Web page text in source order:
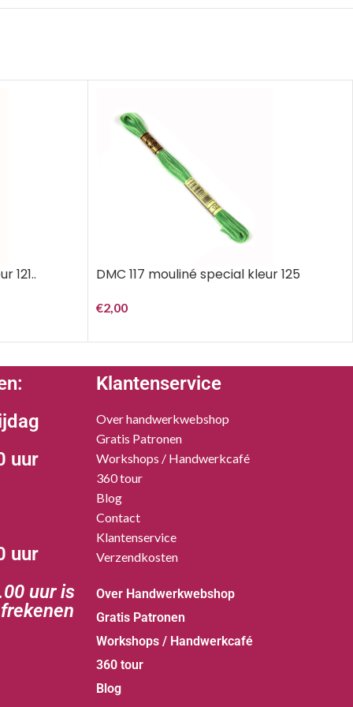
121.. DMC 117 mouliné special kleur 125
€2,00
uur
uur
uur is
Klantenservice
Over handwerkwebshop
Gratis Patronen
Workshops / Handwerkcafé
360 tour
Blog
Contact
Klantenservice
Verzendkosten
Over Handwerkwebshop
Gratis Patronen
Workshops / Handwerkcafé
360 tour
Blog